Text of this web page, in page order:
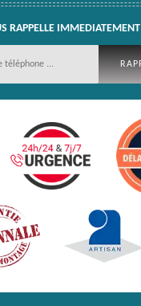
RAPPELLE IMMEDIATEMENT